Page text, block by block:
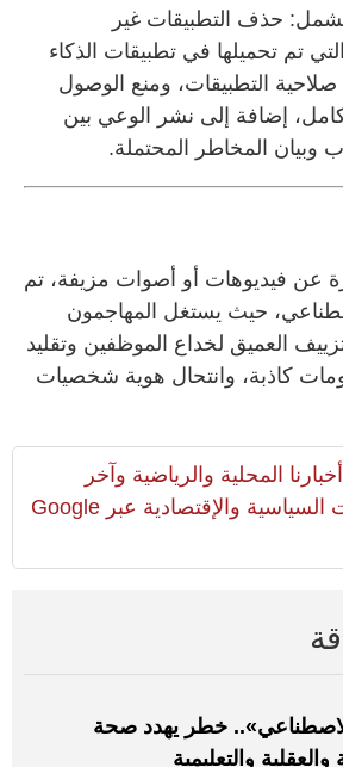
حذف التطبيقات غير
تم تحميلها في تطبيقات الذكاء
التطبيقات، ومنع الوصول
إضافة إلى نشر الوعي بين
وبيان المخاطر المحتملة.
عن فيديوهات أو أصوات مزيفة، تم
حيث يستغل المهاجمون
العميق لخداع الموظفين وتقليد
كاذبة، وانتحال هوية شخصيات
المحلية والرياضية وآخر
المستجدات السياسية والإقتصادية عبر Google
الاصطناعي».. خطر يهدد صحة
والتعليمية